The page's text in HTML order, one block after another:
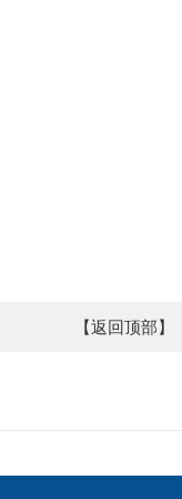
【返回顶部】